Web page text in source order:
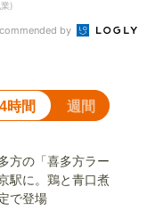
)
by
時間 週間
方の「喜多方ラー
駅に。鶏と青口煮
で登場